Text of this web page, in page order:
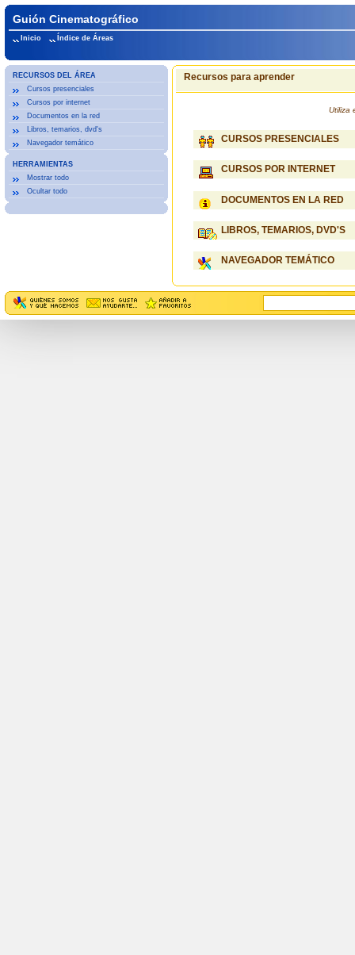
Guión Cinematográfico
Inicio Índice de Áreas
RECURSOS DEL ÁREA
Cursos presenciales
Cursos por internet
Documentos en la red
Libros, temarios, dvd's
Navegador temático
HERRAMIENTAS
Mostrar todo
Ocultar todo
Recursos para aprender
Utiliza
CURSOS PRESENCIALES
CURSOS POR INTERNET
DOCUMENTOS EN LA RED
LIBROS, TEMARIOS, DVD'S
NAVEGADOR TEMÁTICO